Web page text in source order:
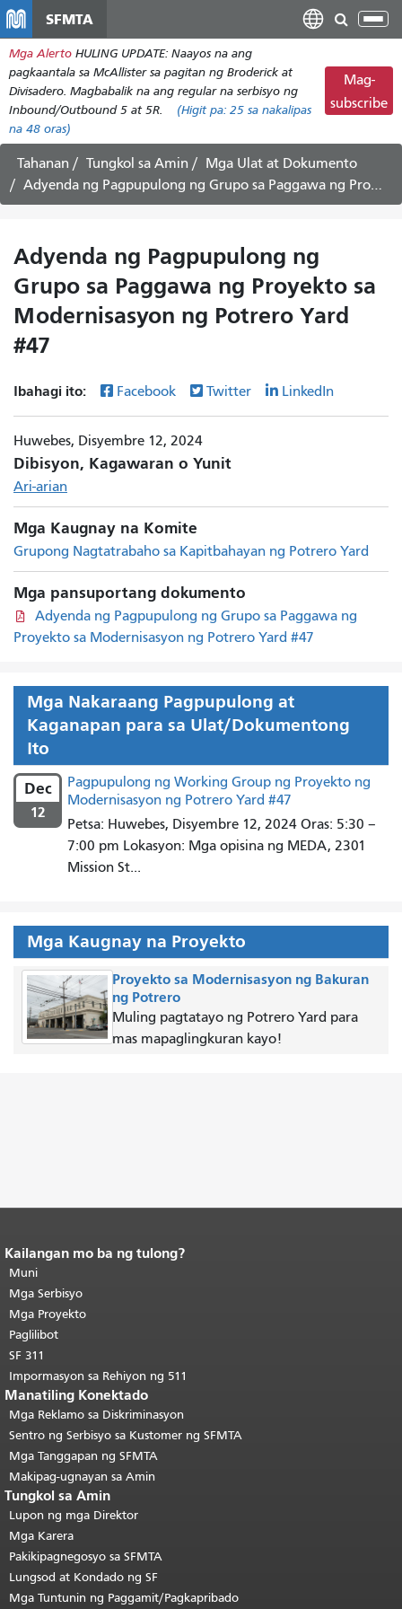
pangunahing
nilalaman
SFMTA
I-
ang
Mga Alerto HULING UPDATE: Naayos na ang
pagkaantala sa McAllister sa pagitan ng Broderick at
Divisadero. Magbabalik na ang regular na serbisyo ng
Inbound/Outbound 5 at 5R.
(Higit pa: 25 sa nakalipas
na 48 oras)
Mag-
subscribe
Tahanan Tungkol sa Amin
Mga Ulat at Dokumento
Adyenda ng Pagpupulong ng Grupo sa Paggawa ng Proyekto sa Modernisasyon ng Potrero Yard #47
Adyenda ng Pagpupulong ng
Grupo sa Paggawa ng Proyekto sa
Modernisasyon ng Potrero Yard
#47
Ibahagi ito: Facebook Twitter LinkedIn
Huwebes, Disyembre 12, 2024
Dibisyon, Kagawaran o Yunit
Ari-arian
Mga Kaugnay na Komite
Grupong Nagtatrabaho sa Kapitbahayan ng Potrero Yard
Mga pansuportang dokumento
Adyenda ng Pagpupulong ng Grupo sa Paggawa ng
Proyekto sa Modernisasyon ng Potrero Yard #47
Mga Nakaraang Pagpupulong at
Kaganapan para sa Ulat/Dokumentong
Ito
Dec
12
Pagpupulong ng Working Group ng Proyekto ng
Modernisasyon ng Potrero Yard #47
Petsa: Huwebes, Disyembre 12, 2024 Oras: 5:30 –
7:00 pm Lokasyon: Mga opisina ng MEDA, 2301
Mission St...
Mga Kaugnay na Proyekto
Proyekto sa Modernisasyon ng Bakuran
ng Potrero
Muling pagtatayo ng Potrero Yard para
mas mapaglingkuran kayo!
Katapusan ng nilalaman ng
pahina.
pahinang ito ay nauulit sa bawat
pahina.Bumalik sa tuktok ng
pangunahing nilalaman
Kailangan mo ba ng tulong?
Muni
Mga Serbisyo
Mga Proyekto
Paglilibot
SF 311
Impormasyon sa Rehiyon ng 511
Manatiling Konektado
Mga Reklamo sa Diskriminasyon
Sentro ng Serbisyo sa Kustomer ng SFMTA
Mga Tanggapan ng SFMTA
Makipag-ugnayan sa Amin
Tungkol sa Amin
Lupon ng mga Direktor
Mga Karera
Pakikipagnegosyo sa SFMTA
Lungsod at Kondado ng SF
Mga Tuntunin ng Paggamit/Pagkapribado